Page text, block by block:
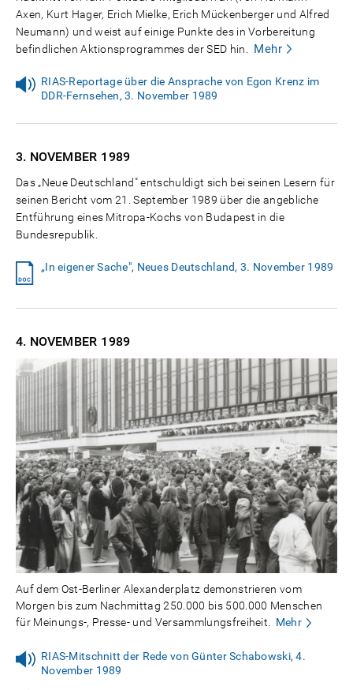
Axen, Kurt Hager, Erich Mielke, Erich Mückenberger und Alfred
Neumann) und weist auf einige Punkte des in Vorbereitung
befindlichen Aktionsprogrammes der SED hin.
Mehr
RIAS-Reportage über die Ansprache von Egon Krenz im
DDR-Fernsehen, 3. November 1989
3. NOVEMBER 1989
Das „Neue Deutschland" entschuldigt sich bei seinen Lesern für
seinen Bericht vom 21. September 1989 über die angebliche
Entführung eines Mitropa-Kochs von Budapest in die
Bundesrepublik.
„In eigener Sache", Neues Deutschland, 3. November 1989
4. NOVEMBER 1989
Auf dem Ost-Berliner Alexanderplatz demonstrieren vom
Morgen bis zum Nachmittag 250.000 bis 500.000 Menschen
für Meinungs-, Presse- und Versammlungsfreiheit. Mehr
RIAS-Mitschnitt der Rede von Günter Schabowski, 4.
November 1989